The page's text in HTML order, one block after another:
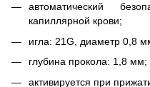
автоматический
капиллярной крови;
игла: 21G, диаметр 0,8
глубина прокола: 1,8 мм;
активируется при